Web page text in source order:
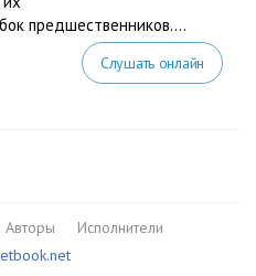
предшественников....
Слушать онлайн
Авторы
Исполнители